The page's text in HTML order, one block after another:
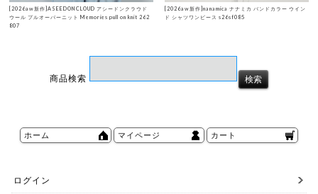
[2026aw新作]ASEEDONCLOUD アシードンクラウド
ウール プルオーバーニット Memories pull on knit 262
807
[2026aw新作]nanamica ナナミカ バンドカラー ウイン
ド シャツワンピース s26sf085
商品検索
ホーム マイページ カート
ログイン